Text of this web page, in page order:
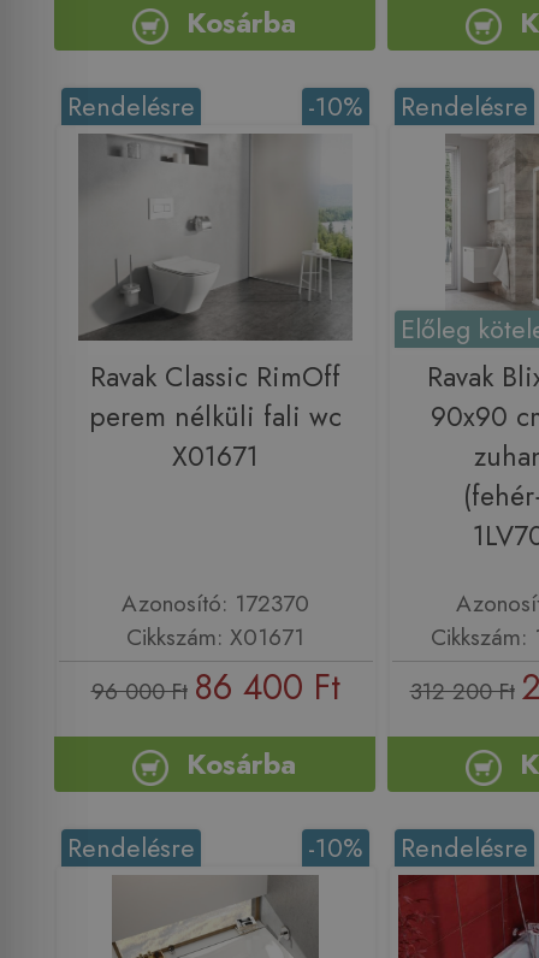
Kosárba
-10%
Rendelésre
Ravak Classic RimOff
perem nélküli fali wc
X01671
Azonosító: 172370
Cikkszám: X01671
96 000 Ft 86 400 Ft
Kosárba
Rendelésre
Előleg
Ravak
90x90
312 200 Ft
-10%
Rendelésre Rendelésre